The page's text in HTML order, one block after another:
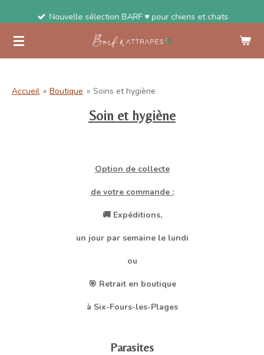
contenu
principal
Nouvelle sélection BARF ♥ pour chiens et chats
Accueil » Boutique » Soins et hygiène
Soin et hygiène
Option de collecte
de votre commande :
🚚 Expéditions,
un jour par semaine le lundi
ou
🎯 Retrait en boutique
à Six-Fours-les-Plages
Parasites